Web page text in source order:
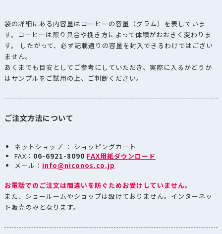
袋の詳細にある内容量はコーヒーの容量（グラム）を表していま
す。コーヒーは煎り具合や挽き方によって体積がおおきく変わりま
す。 したがって、必ず記載通りの容量を封入できるわけではござい
ません。
あくまでも目安としてご参考にしていただき、実際に入るかどうか
はサンプルをご試用の上、ご判断ください。
ご注文方法について
ネットショップ ： ショッピングカート
FAX： 06-6921-8090 FAX用紙ダウンロード
メール： info@niconos.co.jp
お電話でのご注文は間違いを防ぐためお受けしていません。
また、ショールームやショップは設けておりません。インターネッ
ト販売のみとなります。